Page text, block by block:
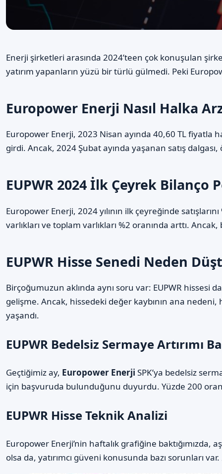
Enerji şirketleri arasında 2024’teen çok konuşulan
yatırım yapanların yüzü bir türlü gülmedi. Peki
Europower Enerji Nasıl Halka
Europower Enerji, 2023 Nisan ayında 40,60 TL fiyatla
girdi. Ancak, 2024 Şubat ayında yaşanan satış
EUPWR 2024 İlk Çeyrek Bilanço
Europower Enerji, 2024 yılının ilk çeyreğinde
varlıkları ve toplam varlıkları %2 oranında arttı.
EUPWR Hisse Senedi Neden
Birçoğumuzun aklında aynı soru var: EUPWR
gelişme. Ancak, hissedeki değer kaybının ana
yaşandı.
EUPWR Bedelsiz Sermaye Artırımı
Geçtiğimiz ay, Europower Enerji SPK’ya bedelsiz
için başvuruda bulunduğunu duyurdu. Yüzde 200
EUPWR Hisse Teknik Analizi
Europower Enerji’nin haftalık grafiğine
olsa da, yatırımcı güveni konusunda bazı sorunları